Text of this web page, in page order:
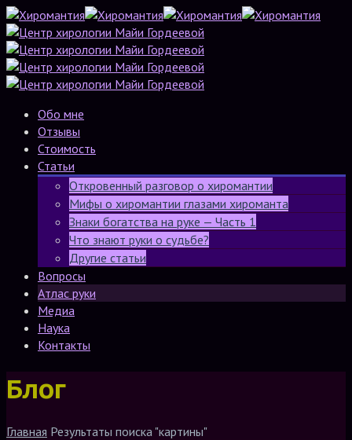
Обо мне
Отзывы
Стоимость
Статьи
Откровенный разговор о хиромантии
Мифы о хиромантии глазами хироманта
Знаки богатства на руке — Часть 1
Что знают руки о судьбе?
Другие статьи
Вопросы
Атлас руки
Медиа
Наука
Контакты
Блог
Главная Результаты поиска "картины"